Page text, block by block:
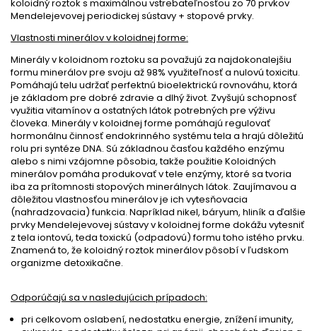
koloidný roztok s maximálnou vstrebateľnosťou zo 70 prvkov
Mendelejevovej periodickej sústavy + stopové prvky.
Vlastnosti minerálov v koloidnej forme:
Minerály v koloidnom roztoku sa považujú za najdokonalejšiu
formu minerálov pre svoju až 98% využiteľnosť a nulovú toxicitu.
Pomáhajú telu udržať perfektnú bioelektrickú rovnováhu, ktorá
je základom pre dobré zdravie a dlhý život. Zvyšujú schopnosť
využitia vitamínov a ostatných látok potrebných pre výživu
človeka. Minerály v koloidnej forme pomáhajú regulovať
hormonálnu činnosť endokrinného systému tela a hrajú dôležitú
rolu pri syntéze DNA. Sú základnou časťou každého enzýmu
alebo s nimi vzájomne pôsobia, takže použitie Koloidných
minerálov pomáha produkovať v tele enzýmy, ktoré sa tvoria
iba za prítomnosti stopových minerálnych látok. Zaujímavou a
dôležitou vlastnosťou minerálov je ich vytesňovacia
(nahradzovacia) funkcia. Napríklad nikel, báryum, hliník a ďalšie
prvky Mendelejevovej sústavy v koloidnej forme dokážu vytesniť
z tela iontovú, teda toxickú (odpadovú) formu toho istého prvku.
Znamená to, že koloidný roztok minerálov pôsobí v ľudskom
organizme detoxikačne.
Odporúčajú sa v nasledujúcich prípadoch:
pri celkovom oslabení, nedostatku energie, znížení imunity,